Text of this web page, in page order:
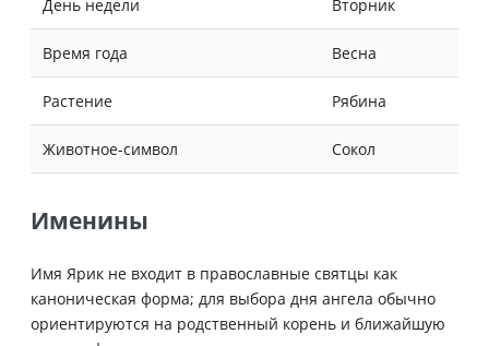
День недели Вторник
Время года Весна
Растение Рябина
Животное-символ Сокол
Именины
Имя Ярик не входит в православные святцы как
каноническая форма; для выбора дня ангела обычно
ориентируются на родственный корень и ближайшую